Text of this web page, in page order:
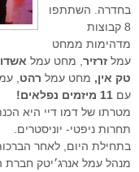
בחדרה. השתתפו
8 קבוצות
מדהימות ממחט
עמלזרזיר, מחט עמל
טק אין,מחט עמלרהט,
עם 11 מיזמים נפלאים!
מטרתו של דמו דיי היא
תחרות ניפטי- יוניסטרים.
בתחילת היום, לאחר
מנהל עמל אנרג׳יטק חברת